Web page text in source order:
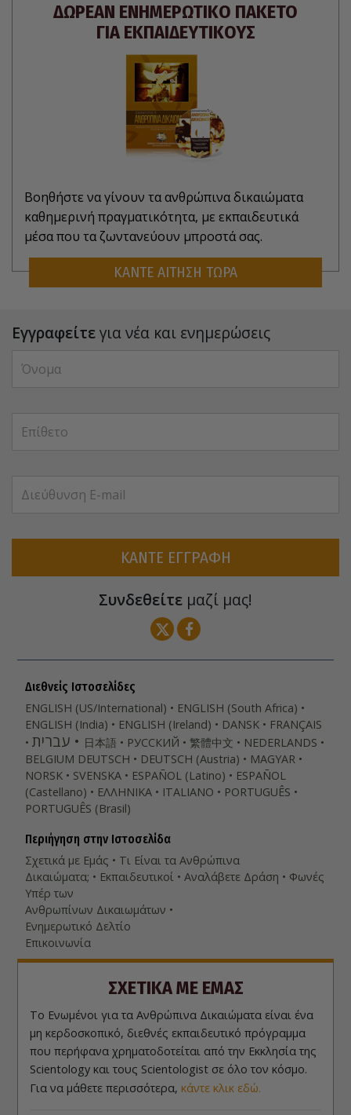
ΔΩΡΕΑΝ ΕΝΗΜΕΡΩΤΙΚΟ ΠΑΚΕΤΟ
ΓΙΑ ΕΚΠΑΙΔΕΥΤΙΚΟΥΣ
Βοηθήστε να γίνουν τα ανθρώπινα δικαιώματα
καθημερινή πραγματικότητα, με εκπαιδευτικά
μέσα που τα ζωντανεύουν μπροστά σας.
ΚΑΝΤΕ ΑΙΤΗΣΗ ΤΩΡΑ
Εγγραφείτεγια νέα και ενημερώσεις
ΚΑΝΤΕ ΕΓΓΡΑΦΗ
Συνδεθείτε μαζί μας!
Διεθνείς Ιστοσελίδες
ENGLISH (US/International)
ENGLISH (South Africa)
ENGLISH (India)
ENGLISH (Ireland) DANSK FRANÇAIS
עברית 日本語 РУССКИЙ 繁體中文
NEDERLANDS
BELGIUM DEUTSCH DEUTSCH (Austria)
MAGYAR
NORSK
SVENSKA ESPAÑOL (Latino)
ESPAÑOL
(Castellano)
ΕΛΛΗΝΙΚA ITALIANO
PORTUGUÊS
PORTUGUÊS (Brasil)‎
Περιήγηση στην Ιστοσελίδα
Σχετικά µε Εμάς
Τι Είναι τα Ανθρώπινα
Δικαιώματα;
Εκπαιδευτικοί Αναλάβετε Δράση
Φωνές
Υπέρ των
Ανθρωπίνων Δικαιωμάτων
Ενημερωτικό Δελτίο
Επικοινωνία
ΣΧΕΤΙΚΑ ΜΕ ΕΜΑΣ
Το Ενωμένοι για τα Ανθρώπινα Δικαιώματα είναι ένα
μη κερδοσκοπικό, διεθνές εκπαιδευτικό πρόγραμμα
που περήφανα χρηματοδοτείται από την Εκκλησία της
Scientology και τους Scientologist σε όλο τον κόσμο.
Για να μάθετε περισσότερα, κάντε κλικ εδώ.